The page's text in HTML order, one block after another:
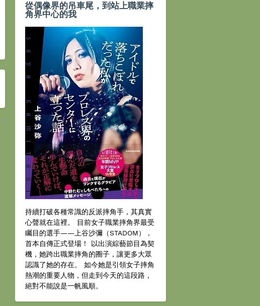
從偶像界的吊車尾，到站上職業摔
角界中心的我
持續打破各種常識的反派摔角手，其真實
心聲就在這裡。 目前女子職業摔角界最受
矚目的選手——上谷沙彌（STADOM），
首本自傳正式登場！ 以出演綜藝節目為契
機，她跨出職業摔角的圈子，讓更多大眾
認識了她的存在。 如今她是引領女子摔角
熱潮的重要人物，但走到今天的這段路，
絕對不能說是一帆風順。